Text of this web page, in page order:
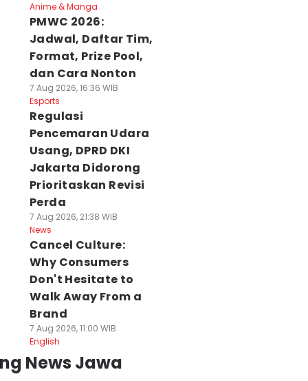
Anime & Manga
PMWC 2026:
Jadwal, Daftar Tim,
Format, Prize Pool,
dan Cara Nonton
7 Aug 2026, 16:36 WIB
Esports
Regulasi
Pencemaran Udara
Usang, DPRD DKI
Jakarta Didorong
Prioritaskan Revisi
Perda
7 Aug 2026, 21:38 WIB
News
Cancel Culture:
Why Consumers
Don't Hesitate to
Walk Away From a
Brand
7 Aug 2026, 11:00 WIB
English
News Jawa